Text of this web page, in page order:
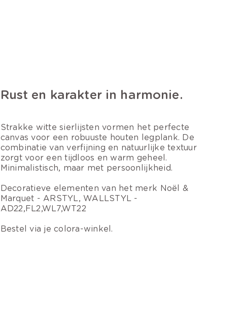
Rust en karakter in harmonie.
Strakke witte sierlijsten vormen het perfecte
canvas voor een robuuste houten legplank. De
combinatie van verfijning en natuurlijke textuur
zorgt voor een tijdloos en warm geheel.
Minimalistisch, maar met persoonlijkheid.
Decoratieve elementen van het merk Noël &
Marquet - ARSTYL, WALLSTYL -
AD22,FL2,WL7,WT22
Bestel via je colora-winkel.